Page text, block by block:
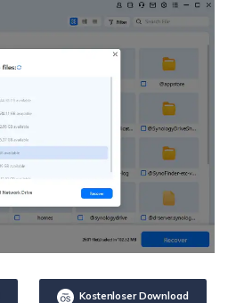
Kostenloser Download